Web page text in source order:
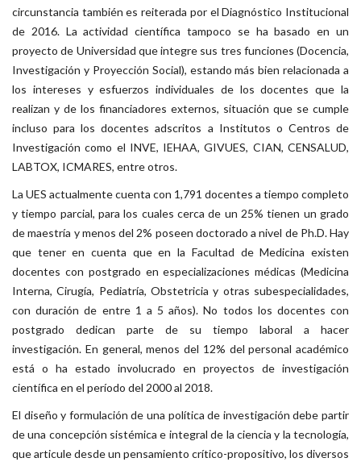
circunstancia también es reiterada por el Diagnóstico Institucional
de 2016. La actividad científica tampoco se ha basado en un
proyecto de Universidad que integre sus tres funciones (Docencia,
Investigación y Proyección Social), estando más bien relacionada a
los intereses y esfuerzos individuales de los docentes que la
realizan y de los financiadores externos, situación que se cumple
incluso para los docentes adscritos a Institutos o Centros de
Investigación como el INVE, IEHAA, GIVUES, CIAN, CENSALUD,
LABTOX, ICMARES, entre otros.
La UES actualmente cuenta con 1,791 docentes a tiempo completo
y tiempo parcial, para los cuales cerca de un 25% tienen un grado
de maestría y menos del 2% poseen doctorado a nivel de Ph.D. Hay
que tener en cuenta que en la Facultad de Medicina existen
docentes con postgrado en especializaciones médicas (Medicina
Interna, Cirugía, Pediatría, Obstetricia y otras subespecialidades,
con duración de entre 1 a 5 años). No todos los docentes con
postgrado dedican parte de su tiempo laboral a hacer
investigación. En general, menos del 12% del personal académico
está o ha estado involucrado en proyectos de investigación
científica en el período del 2000 al 2018.
El diseño y formulación de una política de investigación debe partir
de una concepción sistémica e integral de la ciencia y la tecnología,
que articule desde un pensamiento crítico-propositivo, los diversos